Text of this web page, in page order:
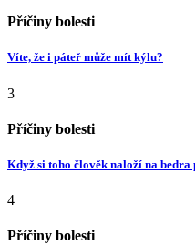
Příčiny bolesti
Víte, že i páteř může mít kýlu?
3
Příčiny bolesti
Když si toho člověk naloží na bedra
4
Příčiny bolesti